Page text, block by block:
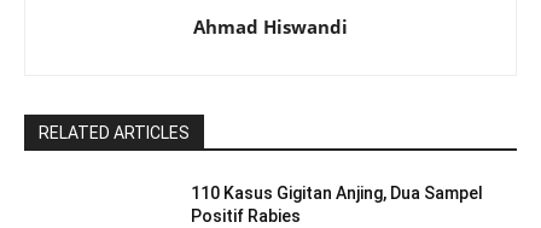
Ahmad Hiswandi
RELATED ARTICLES
110 Kasus Gigitan Anjing, Dua Sampel
Positif Rabies